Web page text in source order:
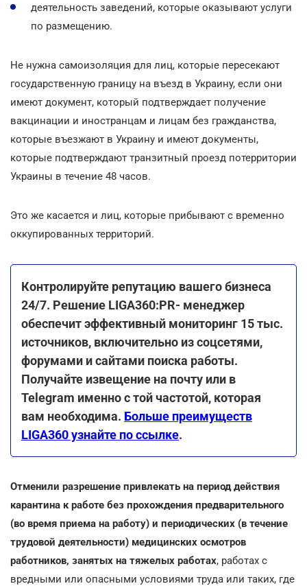
деятельность заведений, которые оказывают услуги
по размещению.
Не нужна самоизоляция для лиц, которые пересекают
государственную границу на въезд в Украину, если они
имеют документ, который подтверждает получение
вакцинации и иностранцам и лицам без гражданства,
которые въезжают в Украину и имеют документы,
которые подтверждают транзитный проезд потерритории
Украины в течение 48 часов.
Это же касается и лиц, которые прибывают с временно
оккупированных территорий.
Контролируйте репутацию вашего бизнеса
24/7. Решение LIGA360:PR- менеджер
обеспечит эффективный мониторинг 15 тыс.
источников, включительно из соцсетями,
форумами и сайтами поиска работы.
Получайте извещение на почту или в
Telegram именно с той частотой, которая
вам необходима. Больше преимуществ
LIGA360 узнайте по ссылке.
Отменили разрешение привлекать на период действия
карантина к работе без прохождения предварительного
(во время приема на работу) и периодических (в течение
трудовой деятельности) медицинских осмотров
работников, занятых на тяжелых работах, работах с
вредными или опасными условиями труда или таких, где